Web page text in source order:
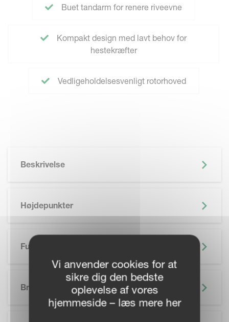
Buet tandarm for renere riveevne
Kompakt design med lavt behov for
hestekræfter
Vedligeholdelsesvenligt rotorhoved
Beskrivelse
Højdepunkter
Funktioner
Brochure
SKIP BROCHURE
Vi anvender cookies for at
sikre dig den bedste
oplevelse af vores
hjemmeside – læs mere her